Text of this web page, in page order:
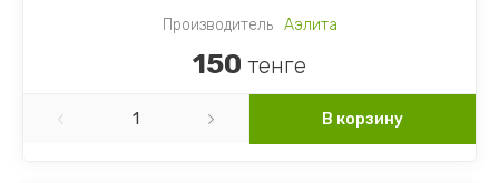
Производитель
Аэлита
150 тенге
В корзину